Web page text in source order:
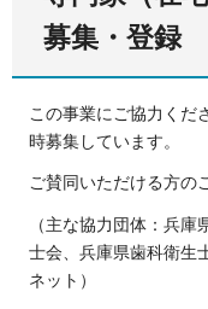
募集・登録
この事業にご協力くだ
時募集しています。
ご賛同いただける方の
（主な協力団体：兵
士会、兵庫県歯科衛生
ネット）